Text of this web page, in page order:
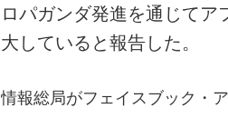
ロパガンダ発進を通じて
大していると報告した。
情報総局がフェイスブック・